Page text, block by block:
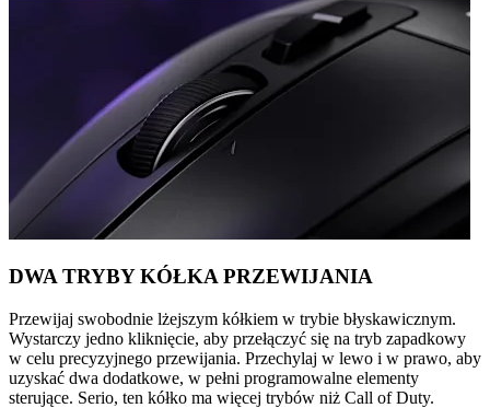
DWA TRYBY KÓŁKA PRZEWIJANIA
Przewijaj swobodnie lżejszym kółkiem w trybie błyskawicznym.
Wystarczy jedno kliknięcie, aby przełączyć się na tryb zapadkowy
w celu precyzyjnego przewijania. Przechylaj w lewo i w prawo, aby
uzyskać dwa dodatkowe, w pełni programowalne elementy
sterujące. Serio, ten kółko ma więcej trybów niż Call of Duty.